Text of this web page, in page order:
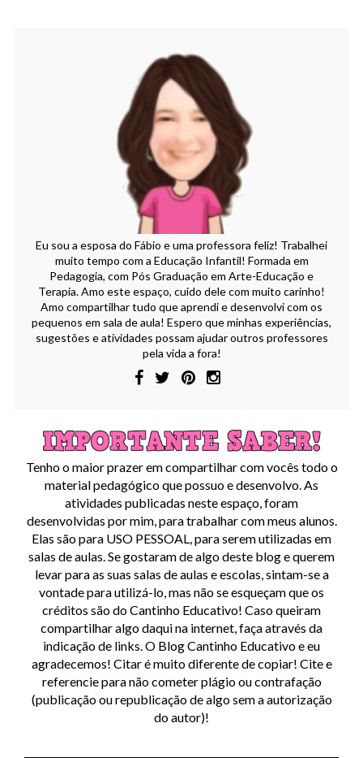
Eu sou a esposa do Fábio e uma professora feliz! Trabalhei
muito tempo com a Educação Infantil! Formada em
Pedagogia, com Pós Graduação em Arte-Educação e
Terapia. Amo este espaço, cuido dele com muito carinho!
Amo compartilhar tudo que aprendi e desenvolvi com os
pequenos em sala de aula! Espero que minhas experiências,
sugestões e atividades possam ajudar outros professores
pela vida a fora!
Tenho o maior prazer em compartilhar com vocês todo o
material pedagógico que possuo e desenvolvo. As
atividades publicadas neste espaço, foram
desenvolvidas por mim, para trabalhar com meus alunos.
Elas são para USO PESSOAL, para serem utilizadas em
salas de aulas. Se gostaram de algo deste blog e querem
levar para as suas salas de aulas e escolas, sintam-se a
vontade para utilizá-lo, mas não se esqueçam que os
créditos são do Cantinho Educativo! Caso queiram
compartilhar algo daqui na internet, faça através da
indicação de links. O Blog Cantinho Educativo e eu
agradecemos! Citar é muito diferente de copiar! Cite e
referencie para não cometer plágio ou contrafação
(publicação ou republicação de algo sem a autorização
do autor)!